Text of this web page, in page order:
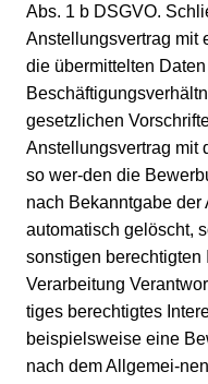
Abs. 1 b DSGVO.
Anstellungsvertrag mit
die übermittelten
gesetzlichen
Anstellungsvertrag mit
so wer-den die
nach Bekanntgabe
automatisch gelöscht,
sonstigen berechtigten
Verarbeitung
tiges berechtigtes
beispielsweise eine
nach dem Allgemei-